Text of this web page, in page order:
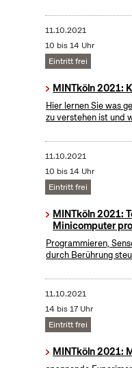
11.10.2021
10 bis 14 Uhr
Eintritt frei
MINTköln 2021:
Hier lernen Sie was
zu verstehen ist und
11.10.2021
10 bis 14 Uhr
Eintritt frei
MINTköln 2021:
Minicomputer
Programmieren,
durch Berührung
11.10.2021
14 bis 17 Uhr
Eintritt frei
MINTköln 2021: